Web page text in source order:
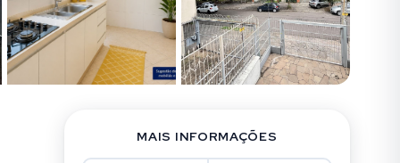
MAIS INFORMAÇÕES